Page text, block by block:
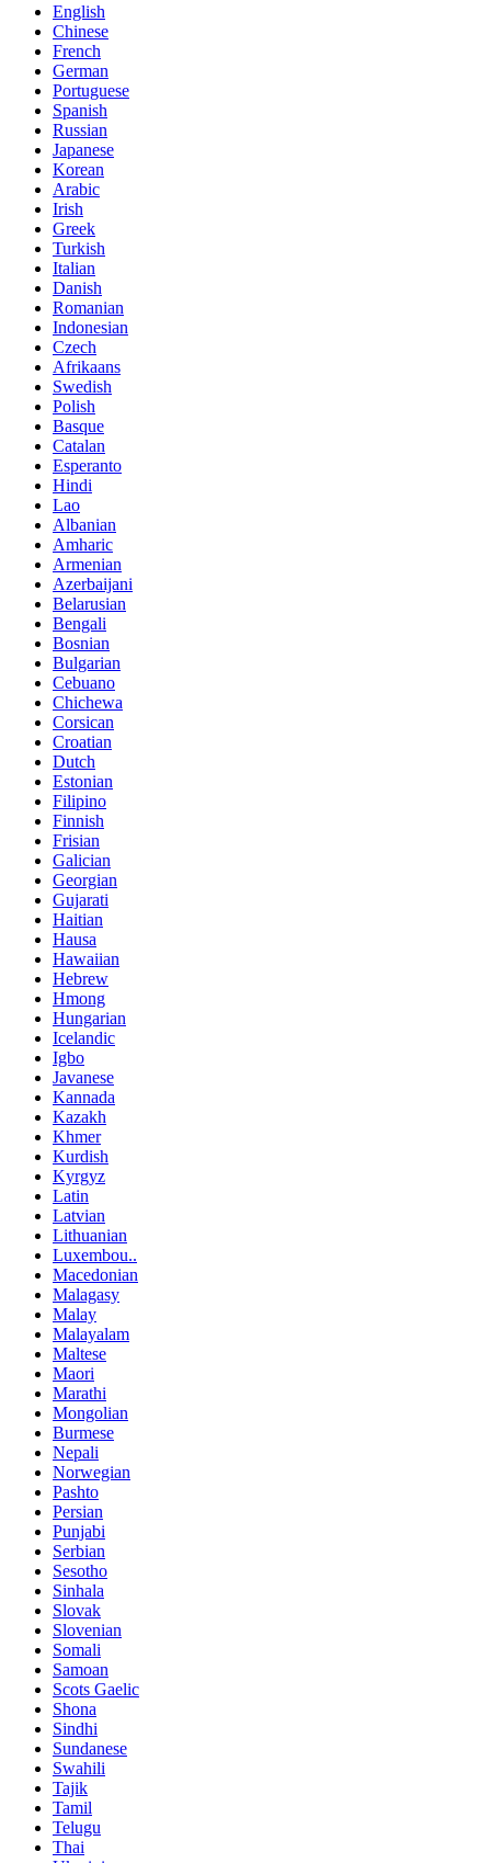
English
Chinese
French
German
Portuguese
Spanish
Russian
Japanese
Korean
Arabic
Irish
Greek
Turkish
Italian
Danish
Romanian
Indonesian
Czech
Afrikaans
Swedish
Polish
Basque
Catalan
Esperanto
Hindi
Lao
Albanian
Amharic
Armenian
Azerbaijani
Belarusian
Bengali
Bosnian
Bulgarian
Cebuano
Chichewa
Corsican
Croatian
Dutch
Estonian
Filipino
Finnish
Frisian
Galician
Georgian
Gujarati
Haitian
Hausa
Hawaiian
Hebrew
Hmong
Hungarian
Icelandic
Igbo
Javanese
Kannada
Kazakh
Khmer
Kurdish
Kyrgyz
Latin
Latvian
Lithuanian
Luxembou..
Macedonian
Malagasy
Malay
Malayalam
Maltese
Maori
Marathi
Mongolian
Burmese
Nepali
Norwegian
Pashto
Persian
Punjabi
Serbian
Sesotho
Sinhala
Slovak
Slovenian
Somali
Samoan
Scots Gaelic
Shona
Sindhi
Sundanese
Swahili
Tajik
Tamil
Telugu
Thai